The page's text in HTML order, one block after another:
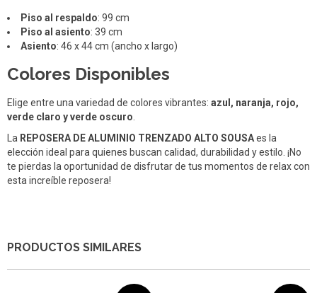
Piso al respaldo: 99 cm
Piso al asiento: 39 cm
Asiento: 46 x 44 cm (ancho x largo)
Colores Disponibles
Elige entre una variedad de colores vibrantes: azul, naranja, rojo,
verde claro y verde oscuro
La REPOSERA DE ALUMINIO TRENZADO ALTO SOUSAes la
elección ideal para quienes buscan calidad, durabilidad y estilo. ¡No
te pierdas la oportunidad de disfrutar de tus momentos de relax con
esta increíble reposera!
PRODUCTOS SIMILARES